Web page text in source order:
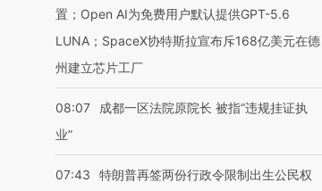
置；Open AI为免费用户默认提供GPT-5.6
LUNA；SpaceX协特斯拉宣布斥168亿美元在德
州建立芯片工厂
08:07
成都一区法院原院长 被指“违规挂证执
业”
07:43
特朗普再签两份行政令限制出生公民权